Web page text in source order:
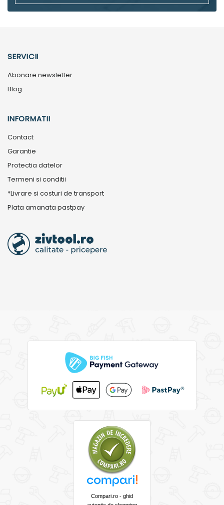
SERVICII
Abonare newsletter
Blog
INFORMATII
Contact
Garantie
Protectia datelor
Termeni si conditii
*Livrare si costuri de transport
Plata amanata pastpay
Compari.ro - ghid